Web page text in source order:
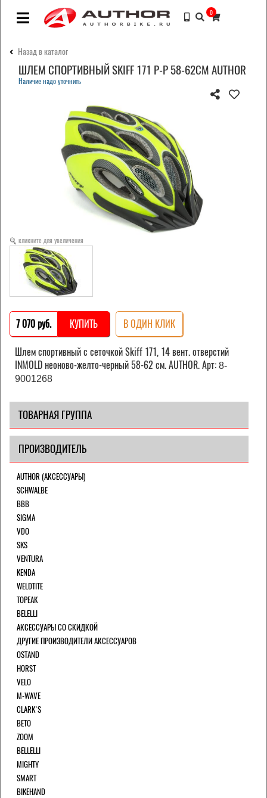
0
Назад в каталог
ШЛЕМ СПОРТИВНЫЙ SKIFF 171 Р-Р 58-62СМ AUTHOR
Наличие надо уточнить
кликните для увеличения
7 070 pуб. КУПИТЬ В ОДИН КЛИК
Шлем спортивный с сеточкой Skiff 171, 14 вент. отверстий
INMOLD неоново-желто-черный 58-62 см. AUTHOR. Арт: 8-
9001268
ТОВАРНАЯ ГРУППА
ПРОИЗВОДИТЕЛЬ
AUTHOR (АКСЕССУАРЫ)
SCHWALBE
BBB
SIGMA
VDO
SKS
VENTURA
KENDA
WELDTITE
TOPEAK
BELELLI
АКСЕССУАРЫ СО СКИДКОЙ
ДРУГИЕ ПРОИЗВОДИТЕЛИ АКСЕССУАРОВ
OSTAND
HORST
VELO
M-WAVE
CLARK`S
BETO
ZOOM
BELLELLI
MIGHTY
SMART
BIKEHAND